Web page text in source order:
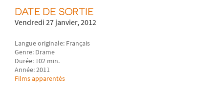
DATE DE SORTIE
Vendredi 27 janvier, 2012
Langue originale: Français
Genre: Drame
Durée: 102 min.
Année: 2011
Films apparentés